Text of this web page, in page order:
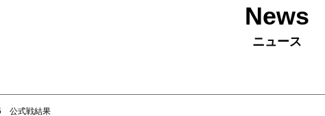
News
ニュース
公式戦結果